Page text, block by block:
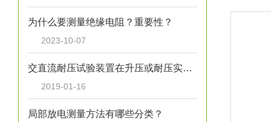
为什么要测量绝缘电阻？重要性？
2023-10-07
交直流耐压试验装置在升压或耐压实验进程中发生不正常状况的处理情况
2019-01-16
局部放电测量方法有哪些分类？